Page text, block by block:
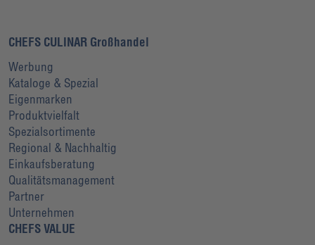
CHEFS CULINAR Großhandel
Werbung
Kataloge & Spezial
Eigenmarken
Produktvielfalt
Spezialsortimente
Regional & Nachhaltig
Einkaufsberatung
Qualitätsmanagement
Partner
Unternehmen
CHEFS VALUE